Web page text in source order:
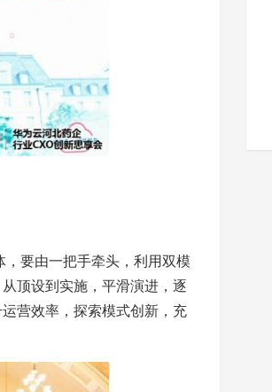
要由一把手牵头，利用双模
顶设到实施，平滑演进，逐
营效率，探索模式创新，充